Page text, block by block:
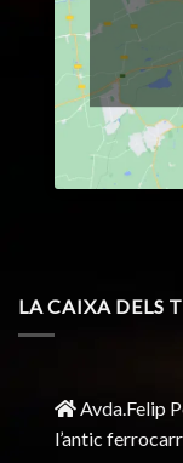
LA CAIXA DELS
Avda.Felip
l’antic